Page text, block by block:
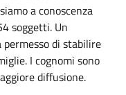
a conoscenza
soggetti. Un
di stabilire
I cognomi sono
diffusione.